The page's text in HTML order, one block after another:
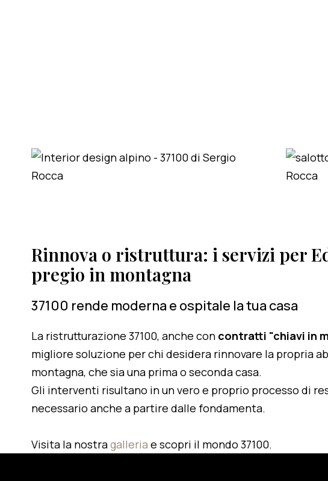
Rinnova o ristruttura: i servizi per
pregio in montagna
37100 rende moderna e ospitale la tua casa
La ristrutturazione 37100, anche con contratti "chiavi in
migliore soluzione per chi desidera rinnovare la propria
montagna, che sia una prima o seconda casa.
Gli interventi risultano in un vero e proprio processo di
necessario anche a partire dalle fondamenta.
Visita la nostragalleria e scopri il mondo 37100.